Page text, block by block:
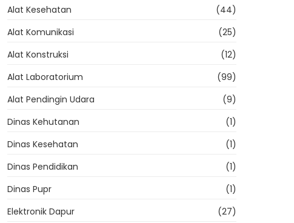
Alat Kesehatan
(44)
Alat Komunikasi
(25)
Alat Konstruksi
(12)
Alat Laboratorium
(99)
Alat Pendingin Udara
(9)
Dinas Kehutanan
(1)
Dinas Kesehatan
(1)
Dinas Pendidikan
(1)
Dinas Pupr
(1)
Elektronik Dapur
(27)